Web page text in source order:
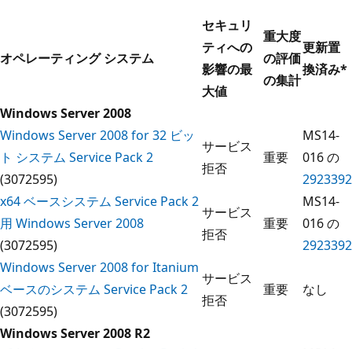
オペレーティング システム
セキュリ
ティへの
影響の最
大値
重大度
の評価
の集計
更新置
換済み*
Windows Server 2008
Windows Server 2008 for 32 ビッ
ト システム Service Pack 2
(3072595)
サービス
拒否
重要
MS14-
016 の
2923392
x64 ベースシステム Service Pack 2
用 Windows Server 2008
(3072595)
サービス
拒否
重要
MS14-
016 の
2923392
Windows Server 2008 for Itanium
ベースのシステム Service Pack 2
(3072595)
サービス
拒否
重要 なし
Windows Server 2008 R2